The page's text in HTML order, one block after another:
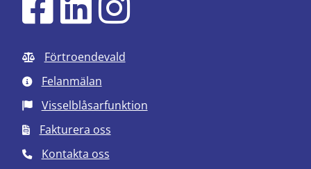
Förtroendevald
Felanmälan
Visselblåsarfunktion
Fakturera oss
Kontakta oss